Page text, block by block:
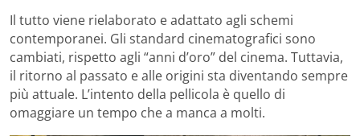
Il tutto viene rielaborato e adattato agli schemi
contemporanei. Gli standard cinematografici sono
cambiati, rispetto agli “anni d’oro” del cinema. Tuttavia,
il ritorno al passato e alle origini sta diventando sempre
più attuale. L’intento della pellicola è quello di
omaggiare un tempo che a manca a molti.